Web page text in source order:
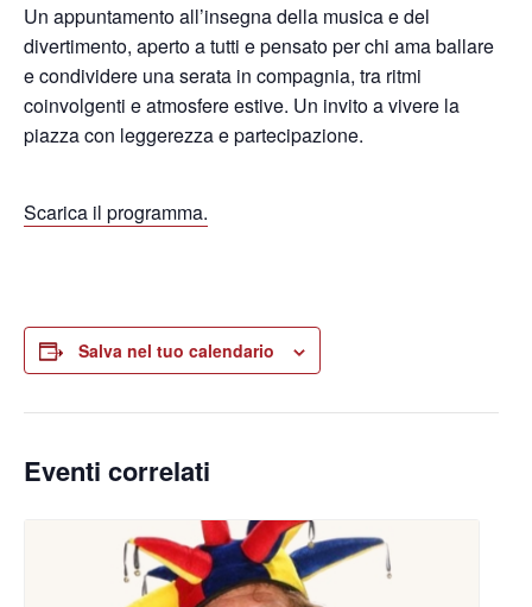
Un appuntamento all’insegna della musica e del
divertimento, aperto a tutti e pensato per chi ama ballare
e condividere una serata in compagnia, tra ritmi
coinvolgenti e atmosfere estive. Un invito a vivere la
piazza con leggerezza e partecipazione.
Scarica il programma.
Salva nel tuo calendario
Eventi correlati